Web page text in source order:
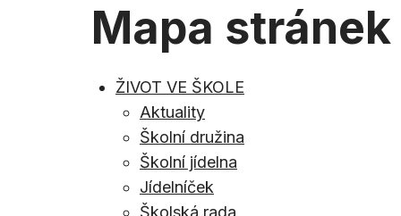
Mapa stránek
Mapa
stránek
ŽIVOT VE ŠKOLE
Aktuality
Školní družina
Školní jídelna
Jídelníček
Školská rada